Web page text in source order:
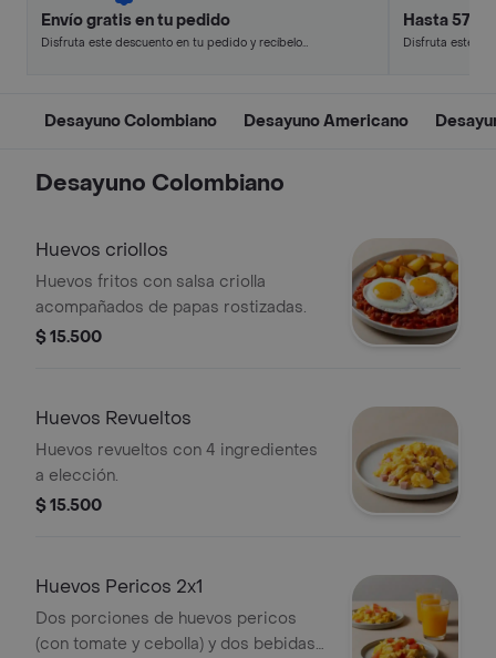
Envío gratis en tu pedido
Disfruta este descuento en tu pedido y recíbelo
Hasta 57%
Disfruta este
Desayuno Colombiano Desayuno Americano
Desayuno Colombiano
Huevos criollos
Huevos fritos con salsa criolla
acompañados de papas rostizadas.
$ 15.500
Huevos Revueltos
Huevos revueltos con 4 ingredientes
a elección.
$ 15.500
Huevos Pericos 2x1
Dos porciones de huevos pericos
(con tomate y cebolla) y dos bebidas